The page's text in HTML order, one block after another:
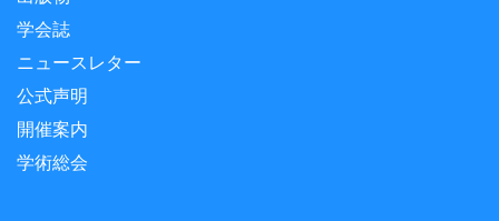
学会誌
ニュースレター
公式声明
開催案内
学術総会